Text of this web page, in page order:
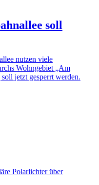
soll
nutzen viele
Wohngebiet „Am
jetzt gesperrt werden.
Polarlichter über